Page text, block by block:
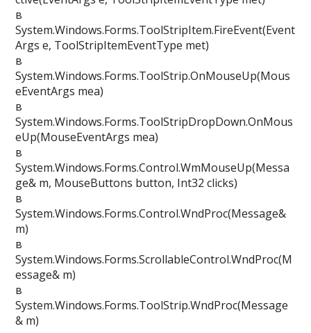
в
System.Windows.Forms.ToolStripItem.FireEvent(Event
Args e, ToolStripItemEventType met)
в
System.Windows.Forms.ToolStrip.OnMouseUp(Mous
eEventArgs mea)
в
System.Windows.Forms.ToolStripDropDown.OnMous
eUp(MouseEventArgs mea)
в
System.Windows.Forms.Control.WmMouseUp(Messa
ge& m, MouseButtons button, Int32 clicks)
в
System.Windows.Forms.Control.WndProc(Message&
m)
в
System.Windows.Forms.ScrollableControl.WndProc(M
essage& m)
в
System.Windows.Forms.ToolStrip.WndProc(Message
& m)